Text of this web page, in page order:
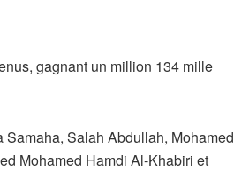
gagnant un million 134 mille
Salah Abdullah, Mohamed
Mohamed Hamdi Al-Khabiri et